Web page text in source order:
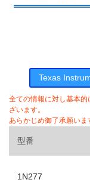
Texas
全ての情報に対し基本
ざいます。
あらかじめ御了承願いま
型番
1N277